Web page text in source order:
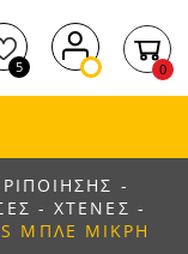
5 0
-
- ΧΤΕΝΕΣ -
ΜΠΛΕ ΜΙΚΡΗ